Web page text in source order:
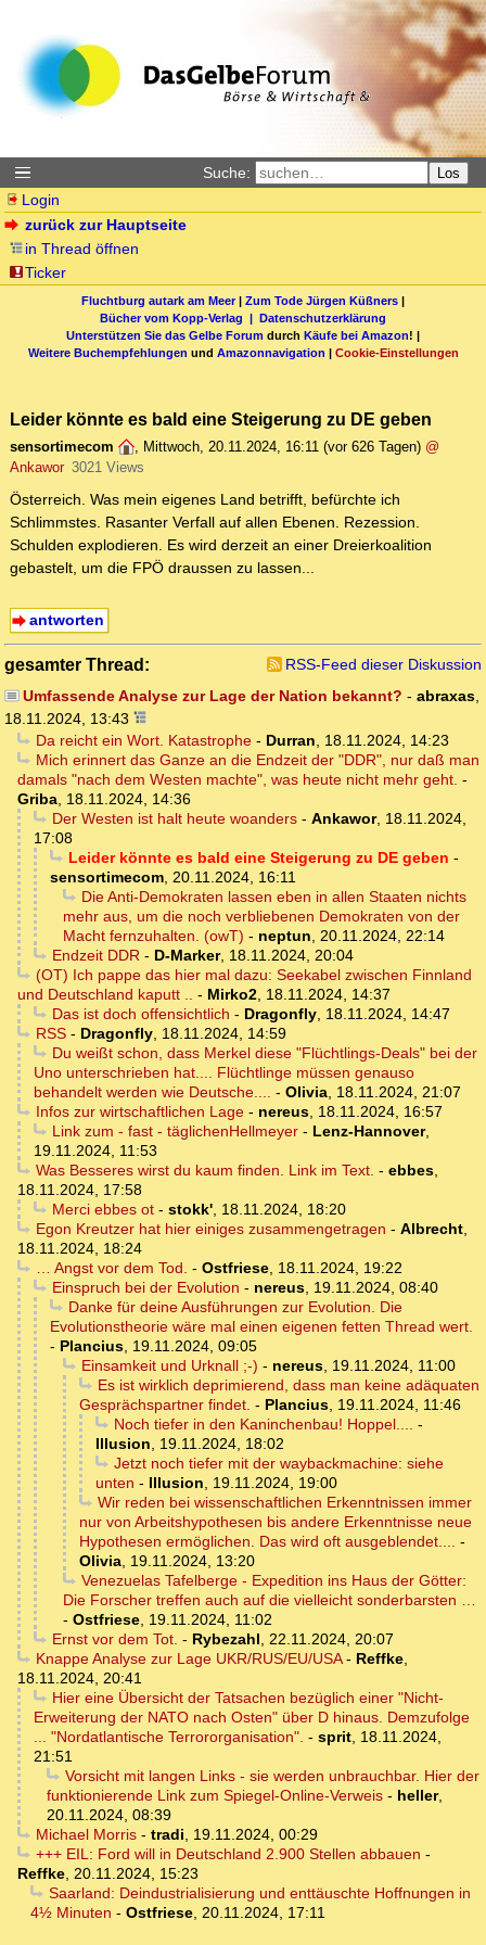
Suche: Los
Login
zurück zur Hauptseite
in Thread öffnen
Ticker
Fluchtburg autark am Meer| Zum Tode Jürgen Küßners |
Bücher vom Kopp-Verlag | Datenschutzerklärung
Unterstützen Sie das Gelbe Forum durch Käufe bei Amazon! |
Weitere Buchempfehlungen und Amazonnavigation | Cookie-Einstellungen
Leider könnte es bald eine Steigerung zu DE geben
sensortimecom , Mittwoch, 20.11.2024, 16:11 (vor 626 Tagen) @
Ankawor 3021 Views
Österreich. Was mein eigenes Land betrifft, befürchte ich
Schlimmstes. Rasanter Verfall auf allen Ebenen. Rezession.
Schulden explodieren. Es wird derzeit an einer Dreierkoalition
gebastelt, um die FPÖ draussen zu lassen...
antworten
gesamter Thread:
RSS-Feed dieser Diskussion
Umfassende Analyse zur Lage der Nation bekannt? - abraxas,
18.11.2024, 13:43
Da reicht ein Wort. Katastrophe- Durran, 18.11.2024, 14:23
Mich erinnert das Ganze an die Endzeit der "DDR", nur daß man
damals "nach dem Westen machte", was heute nicht mehr geht. -
Griba, 18.11.2024, 14:36
Der Westen ist halt heute woanders- Ankawor, 18.11.2024,
17:08
Leider könnte es bald eine Steigerung zu DE geben -
sensortimecom, 20.11.2024, 16:11
Die Anti-Demokraten lassen eben in allen Staaten nichts
mehr aus, um die noch verbliebenen Demokraten von der
Macht fernzuhalten. (owT) - neptun, 20.11.2024, 22:14
Endzeit DDR- D-Marker, 18.11.2024, 20:04
(OT) Ich pappe das hier mal dazu: Seekabel zwischen Finnland
und Deutschland kaputt .. - Mirko2, 18.11.2024, 14:37
Das ist doch offensichtlich - Dragonfly, 18.11.2024, 14:47
RSS- Dragonfly, 18.11.2024, 14:59
Du weißt schon, dass Merkel diese "Flüchtlings-Deals" bei der
Uno unterschrieben hat.... Flüchtlinge müssen genauso
behandelt werden wie Deutsche.... - Olivia, 18.11.2024, 21:07
Infos zur wirtschaftlichen Lage- nereus, 18.11.2024, 16:57
Link zum - fast - täglichenHellmeyer- Lenz-Hannover,
19.11.2024, 11:53
Was Besseres wirst du kaum finden. Link im Text. - ebbes,
18.11.2024, 17:58
Merci ebbes ot- stokk', 18.11.2024, 18:20
Egon Kreutzer hat hier einiges zusammengetragen - Albrecht,
18.11.2024, 18:24
… Angst vor dem Tod. - Ostfriese, 18.11.2024, 19:22
Einspruch bei der Evolution - nereus, 19.11.2024, 08:40
Danke für deine Ausführungen zur Evolution. Die
Evolutionstheorie wäre mal einen eigenen fetten Thread wert.
- Plancius, 19.11.2024, 09:05
Einsamkeit und Urknall ;-) - nereus, 19.11.2024, 11:00
Es ist wirklich deprimierend, dass man keine adäquaten
Gesprächspartner findet. - Plancius, 19.11.2024, 11:46
Noch tiefer in den Kaninchenbau! Hoppel.... -
Illusion, 19.11.2024, 18:02
Jetzt noch tiefer mit der waybackmachine: siehe
unten - Illusion, 19.11.2024, 19:00
Wir reden bei wissenschaftlichen Erkenntnissen immer
nur von Arbeitshypothesen bis andere Erkenntnisse neue
Hypothesen ermöglichen. Das wird oft ausgeblendet.... -
Olivia, 19.11.2024, 13:20
Venezuelas Tafelberge - Expedition ins Haus der Götter:
Die Forscher treffen auch auf die vielleicht sonderbarsten …
- Ostfriese, 19.11.2024, 11:02
Ernst vor dem Tot. - Rybezahl, 22.11.2024, 20:07
Knappe Analyse zur Lage UKR/RUS/EU/USA- Reffke,
18.11.2024, 20:41
Hier eine Übersicht der Tatsachen bezüglich einer "Nicht-
Erweiterung der NATO nach Osten" über D hinaus. Demzufolge
... "Nordatlantische Terrororganisation". - sprit, 18.11.2024,
21:51
Vorsicht mit langen Links - sie werden unbrauchbar. Hier der
funktionierende Link zum Spiegel-Online-Verweis - heller,
20.11.2024, 08:39
Michael Morris- tradi, 19.11.2024, 00:29
+++ EIL: Ford will in Deutschland 2.900 Stellen abbauen -
Reffke, 20.11.2024, 15:23
Saarland: Deindustrialisierung und enttäuschte Hoffnungen in
4½ Minuten - Ostfriese, 20.11.2024, 17:11